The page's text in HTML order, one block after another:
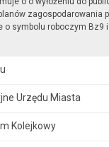
zagospodarowania
symbolu roboczym Bz9
Urzędu Miasta
Kolejkowy